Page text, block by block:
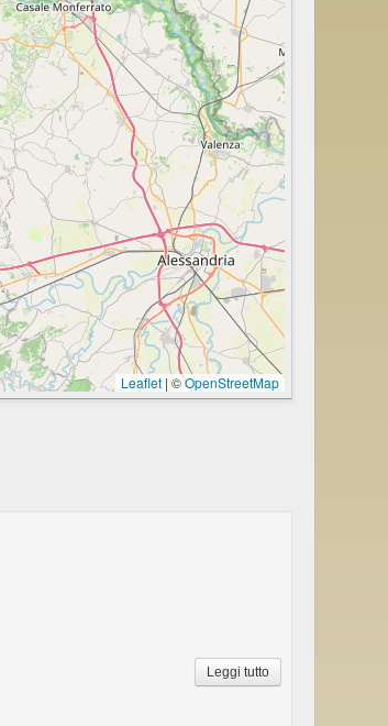
Leaflet | ©OpenStreetMap
Leggi tutto